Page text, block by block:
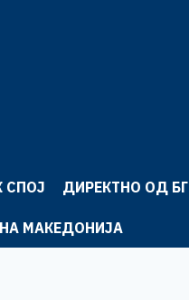
СПОЈ ДИРЕКТНО ОД БГ
МАКЕДОНИЈА